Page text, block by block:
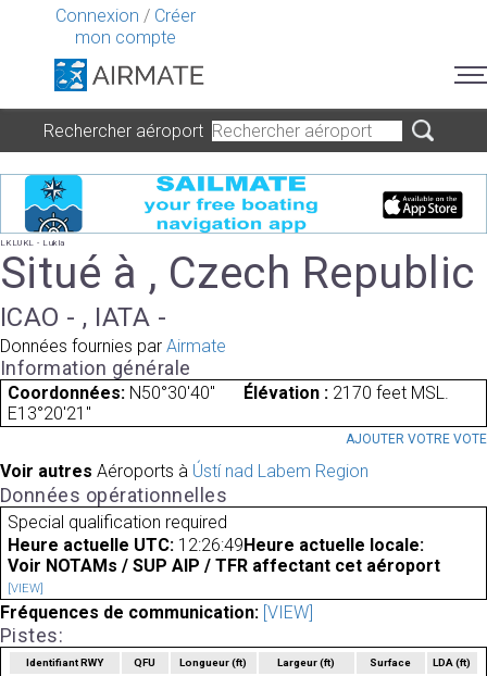
Connexion / Créer
mon compte
Rechercher aéroport
LKLUKL - Lukla
Situé à , Czech Republic
ICAO - , IATA -
Données fournies par Airmate
Information générale
Coordonnées: N50°30'40"
E13°20'21"
Élévation : 2170 feet MSL.
AJOUTER VOTRE VOTE
Voir autres Aéroports à Ústí nad Labem Region
Données opérationnelles
Special qualification required
Heure actuelle UTC: 12:26:49 Heure actuelle locale:
Voir NOTAMs / SUP AIP / TFR affectant cet aéroport
[VIEW]
Fréquences de communication: [VIEW]
Pistes:
Identifiant RWY QFU Longueur(ft) Largeur(ft) Surface LDA(ft)